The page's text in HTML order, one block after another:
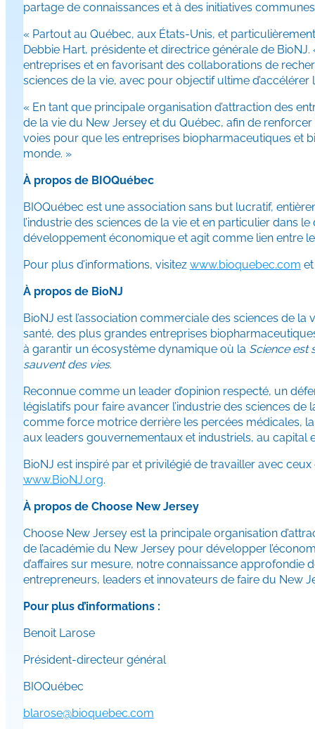
partage de connaissances et à des initiatives
« Partout au Québec, aux États-Unis, et
Debbie Hart, présidente et directrice générale de
entreprises et en favorisant des collaborations de
sciences de la vie, avec pour objectif ultime
« En tant que principale organisation d’attraction des
de la vie du New Jersey et du Québec, afin de
voies pour que les entreprises biopharmaceutiques et
monde. »
À propos de BIOQuébec
BIOQuébec est une association sans but lucratif,
l’industrie des sciences de la vie et en particulier dans
développement économique et agit comme lien entre
Pour plus d’informations, visitez www.bioquebec.com
À propos de BioNJ
BioNJ est l’association commerciale des sciences de
santé, des plus grandes entreprises
à garantir un écosystème dynamique où la Science est
sauvent des vies.
Reconnue comme un leader d’opinion respecté, un
législatifs pour faire avancer l’industrie des sciences de
comme force motrice derrière les percées médicales,
aux leaders gouvernementaux et industriels, au capital
BioNJ est inspiré par et privilégié de travailler avec
www.BioNJ.org.
À propos de Choose New Jersey
Choose New Jersey est la principale organisation
de l’académie du New Jersey pour développer
d’affaires sur mesure, notre connaissance
entrepreneurs, leaders et innovateurs de faire du New
Pour plus d’informations :
Benoit Larose
Président-directeur général
BIOQuébec
blarose@bioquebec.com